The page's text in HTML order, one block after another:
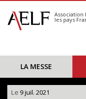
S'abonner
Calendrier
Association
les pays
LA MESSE
Le 9 juil. 2021